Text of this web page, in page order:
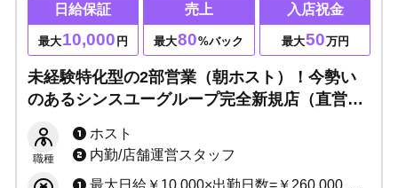
日給保証
最大10,000 円
売上
最大80%バック
入店祝金
最大50万円
未経験特化型の2部営業（朝ホスト）！今勢い
のあるシンスユーグループ完全新規店（直営
ャンス大！
職種
ホスト
内勤/店舗運営スタッフ